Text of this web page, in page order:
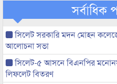
সর্বাধিক
সিলেট সরকারি মদন মোহন
আলোচনা সভা
সিলেট-৫ আসনে বিএনপির
লিফলেট বিতরণ